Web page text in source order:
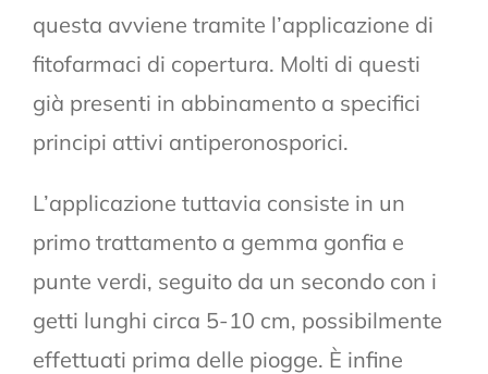
questa avviene tramite l’applicazione di
fitofarmaci di copertura. Molti di questi
già presenti in abbinamento a specifici
principi attivi antiperonosporici.
L’applicazione tuttavia consiste in un
primo trattamento a gemma gonfia e
punte verdi, seguito da un secondo con i
getti lunghi circa 5-10 cm, possibilmente
effettuati prima delle piogge. È infine